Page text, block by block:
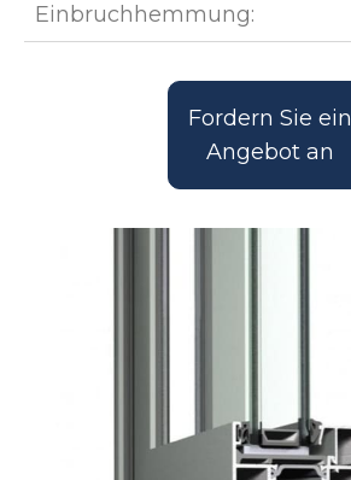
Einbruchhemmung:
Fordern Sie ein
Angebot an